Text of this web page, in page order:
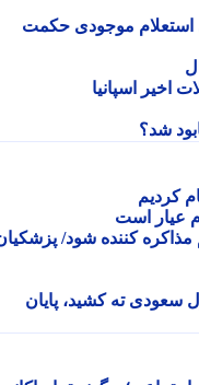
موجودی حکمت
اسپانیا
شد؟
است
کننده شود/ پزشکیان:
ته کشید، پایان